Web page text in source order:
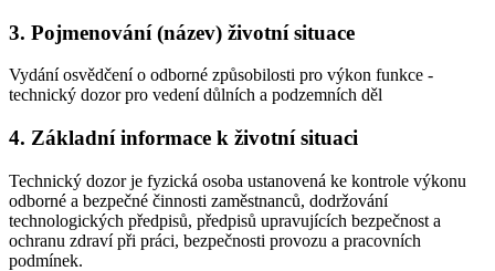
3. Pojmenování (název) životní situace
Vydání osvědčení o odborné způsobilosti pro výkon funkce -
technický dozor pro vedení důlních a podzemních děl
4. Základní informace k životní situaci
Technický dozor je fyzická osoba ustanovená ke kontrole výkonu
odborné a bezpečné činnosti zaměstnanců, dodržování
technologických předpisů, předpisů upravujících bezpečnost a
ochranu zdraví při práci, bezpečnosti provozu a pracovních
podmínek.